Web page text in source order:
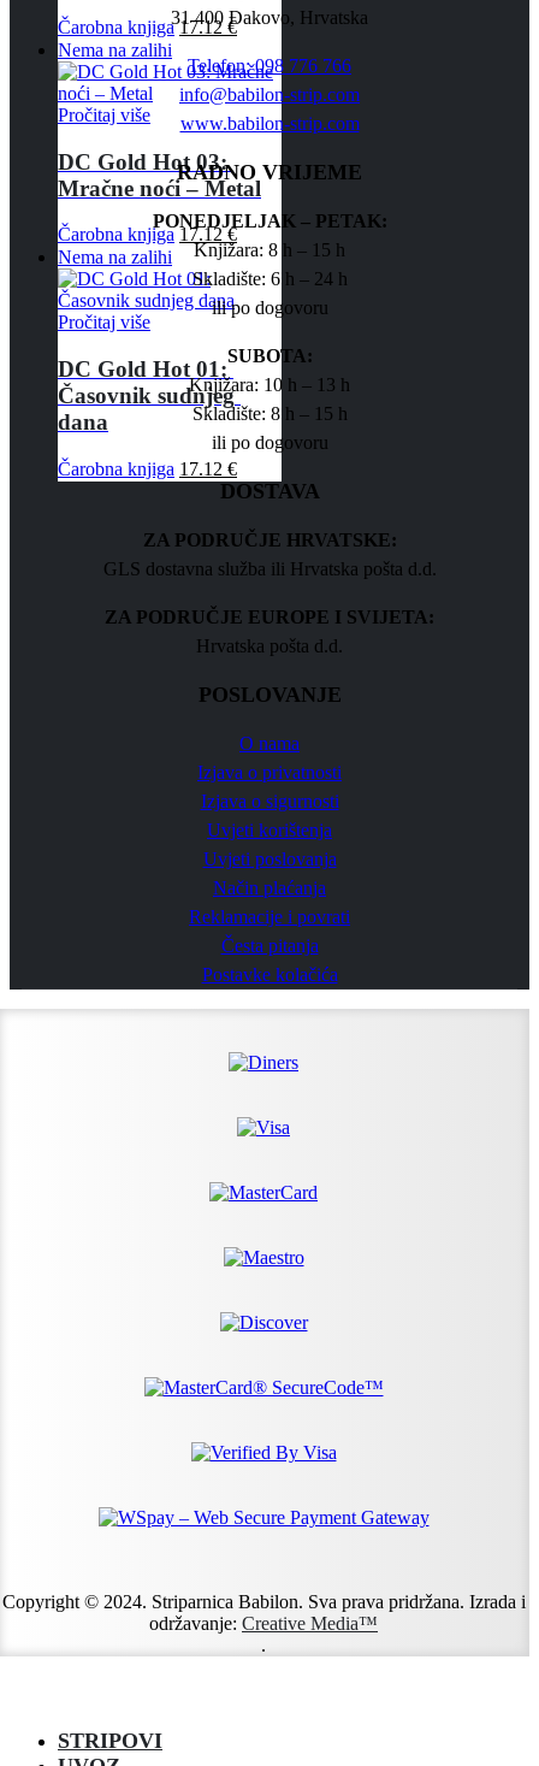
Čarobna knjiga 17.12€
Nema na zalihi
Pročitaj više
DC Gold Hot 03:
Mračne noći – Metal
Čarobna knjiga 17.12 €
Nema na zalihi
Pročitaj više
DC Gold Hot 01:
Časovnik sudnjeg
dana
Čarobna knjiga 17.12 €
31 400 Đakovo, Hrvatska
Telefon: 098 776 766
info@babilon-strip.com
www.babilon-strip.com
RADNO VRIJEME
PONEDJELJAK – PETAK:
Knjižara: 8 h – 15 h
Skladište: 6 h – 24 h
ili po dogovoru
SUBOTA:
Knjižara: 10 h – 13 h
Skladište: 8 h – 15 h
ili po dogovoru
DOSTAVA
ZA PODRUČJE HRVATSKE:
GLS dostavna služba ili Hrvatska pošta d.d.
ZA PODRUČJE EUROPE I SVIJETA:
Hrvatska pošta d.d.
POSLOVANJE
O nama
Izjava o privatnosti
Izjava o sigurnosti
Uvjeti korištenja
Uvjeti poslovanja
Način plaćanja
Reklamacije i povrati
Česta pitanja
Postavke kolačića
Copyright © 2024. Striparnica Babilon. Sva prava pridržana. Izrada i
održavanje: Creative Media™
.
STRIPOVI